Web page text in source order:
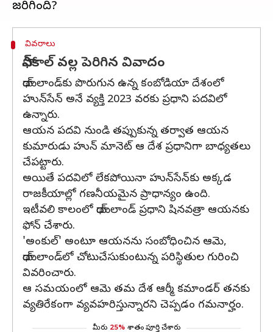
వివరాలు
ఫోన్‌కాల్‌ వల్ల పెరిగిన వివాదం
థాయ్‌లాండ్‌కు పొరుగున ఉన్న కంబోడియా దేశంలో
హున్‌సేన్ అనే వ్యక్తి 2023 వరకు ప్రధాని పదవిలో
ఉన్నారు.
ఆయన పదవి నుండి తప్పుకున్న తర్వాత ఆయన
కుమారుడు హున్ మానెట్ ఆ దేశ ప్రధానిగా బాధ్యతలు
చేపట్టారు.
అయితే పదవిలో లేకపోయినా హున్‌సేన్‌కు అక్కడ
రాజకీయాల్లో గణనీయమైన ప్రాధాన్యం ఉంది.
ఇటీవలి కాలంలో థాయ్‌లాండ్‌ ప్రధాని షినవత్రా ఆయనకు
ఫోన్‌ చేశారు.
'అంకుల్‌' అంటూ ఆయనను సంబోధించిన ఆమె,
థాయ్‌లాండ్‌లో చోటుచేసుకుంటున్న పరిస్థితుల గురించి
వివరించారు.
ఆ సమయంలో ఆమె తమ దేశ ఆర్మీ కమాండర్‌ తనకు
వ్యతిరేకంగా వ్యవహరిస్తున్నారని చెప్పడం గమనార్హం.
మీరు 25% శాతం పూర్తి చేశారు